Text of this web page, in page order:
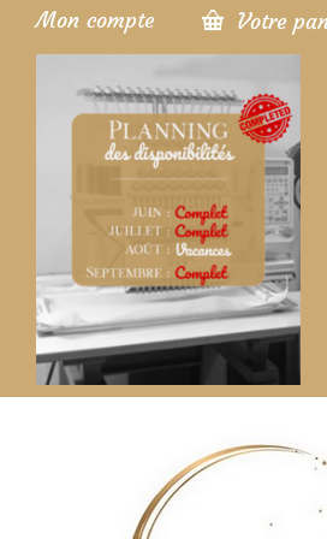
Mon compte Votre